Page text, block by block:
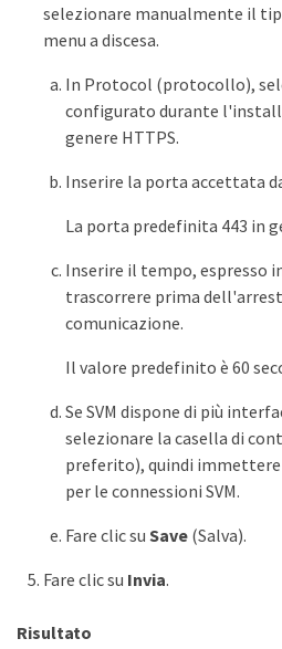
selezionare manualmente il
menu a discesa.
In Protocol (protocollo),
configurato durante
genere HTTPS.
Inserire la porta accettata
La porta predefinita 443 in
Inserire il tempo, espresso
trascorrere prima
comunicazione.
Il valore predefinito è 60
Se SVM dispone di più
selezionare la casella di
preferito), quindi
per le connessioni SVM.
Fare clic su Save(Salva).
Fare clic su Invia.
Risultato